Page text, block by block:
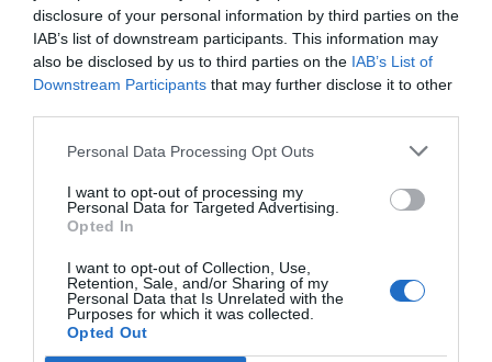
disclosure of your personal information by third parties on the
IAB’s list of downstream participants. This information may
also be disclosed by us to third parties on the IAB’s List of
Downstream Participants that may further disclose it to other
Personal Data Processing Opt Outs
I want to opt-out of processing my
Personal Data for Targeted Advertising.
Opted In
I want to opt-out of Collection, Use,
Retention, Sale, and/or Sharing of my
Personal Data that Is Unrelated with the
Purposes for which it was collected.
Opted Out